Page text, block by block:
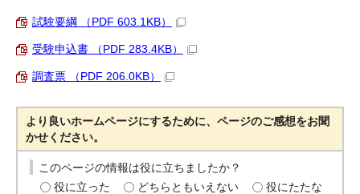
試験要綱 （PDF 603.1KB）
受験申込書 （PDF 283.4KB）
調査票 （PDF 206.0KB）
より良いホームページにするために、ページのご感想をお聞
かせください。
このページの情報は役に立ちましたか？
役に立った
どちらともいえない
役にたたな